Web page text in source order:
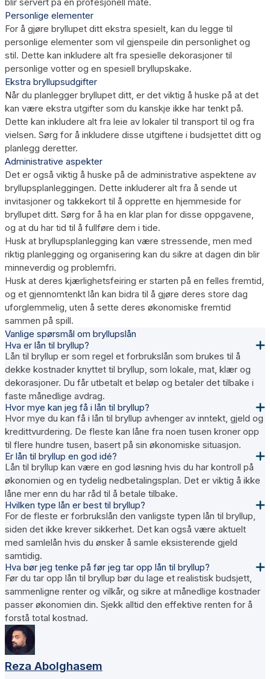
Personlige elementer
For å gjøre bryllupet ditt ekstra spesielt, kan du legge til
personlige elementer som vil gjenspeile din personlighet og
stil. Dette kan inkludere alt fra spesielle dekorasjoner til
personlige votter og en spesiell bryllupskake.
Ekstra bryllupsudgifter
Når du planlegger bryllupet ditt, er det viktig å huske på at det
kan være ekstra utgifter som du kanskje ikke har tenkt på.
Dette kan inkludere alt fra leie av lokaler til transport til og fra
vielsen. Sørg for å inkludere disse utgiftene i budsjettet ditt og
planlegg deretter.
Administrative aspekter
Det er også viktig å huske på de administrative aspektene av
bryllupsplanleggingen. Dette inkluderer alt fra å sende ut
invitasjoner og takkekort til å opprette en hjemmeside for
bryllupet ditt. Sørg for å ha en klar plan for disse oppgavene,
og at du har tid til å fullføre dem i tide.
Husk at bryllupsplanlegging kan være stressende, men med
riktig planlegging og organisering kan du sikre at dagen din blir
minneverdig og problemfri.
Husk at deres kjærlighetsfeiring er starten på en felles fremtid,
og et gjennomtenkt lån kan bidra til å gjøre deres store dag
uforglemmelig, uten å sette deres økonomiske fremtid
sammen på spill.
Vanlige spørsmål om bryllupslån
Hva er lån til bryllup?
Lån til bryllup er som regel et forbrukslån som brukes til å
dekke kostnader knyttet til bryllup, som lokale, mat, klær og
dekorasjoner. Du får utbetalt et beløp og betaler det tilbake i
faste månedlige avdrag.
Hvor mye kan jeg få i lån til bryllup?
Hvor mye du kan få i lån til bryllup avhenger av inntekt, gjeld og
kredittvurdering. De fleste kan låne fra noen tusen kroner opp
til flere hundre tusen, basert på sin økonomiske situasjon.
Er lån til bryllup en god idé?
Lån til bryllup kan være en god løsning hvis du har kontroll på
økonomien og en tydelig nedbetalingsplan. Det er viktig å ikke
låne mer enn du har råd til å betale tilbake.
Hvilken type lån er best til bryllup?
For de fleste er forbrukslån den vanligste typen lån til bryllup,
siden det ikke krever sikkerhet. Det kan også være aktuelt
med samlelån hvis du ønsker å samle eksisterende gjeld
samtidig.
Hva bør jeg tenke på før jeg tar opp lån til bryllup?
Før du tar opp lån til bryllup bør du lage et realistisk budsjett,
sammenligne renter og vilkår, og sikre at månedlige kostnader
passer økonomien din. Sjekk alltid den effektive renten for å
forstå total kostnad.
Reza Abolghasem